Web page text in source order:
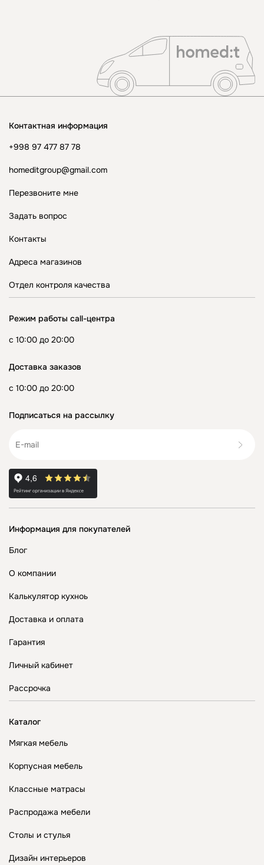
Контактная информация
+998 97 477 87 78
homeditgroup@gmail.com
Перезвоните мне
Задать вопрос
Контакты
Адреса магазинов
Отдел контроля качества
Режим работы call-центра
с 10:00 до 20:00
Доставка заказов
с 10:00 до 20:00
Подписаться на рассылку
Информация для покупателей
Блог
О компании
Калькулятор кухноь
Доставка и оплата
Гарантия
Личный кабинет
Рассрочка
Каталог
Мягкая мебель
Корпусная мебель
Классные матрасы
Распродажа мебели
Столы и стулья
Дизайн интерьеров